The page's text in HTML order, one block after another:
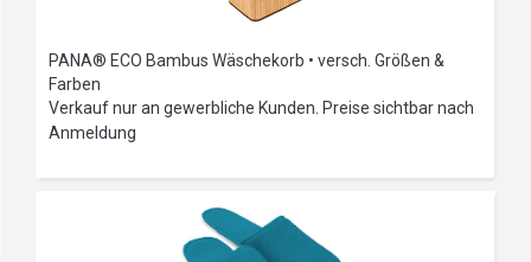
PANA® ECO Bambus Wäschekorb • versch. Größen &
Farben
Verkauf nur an gewerbliche Kunden. Preise sichtbar nach
Anmeldung